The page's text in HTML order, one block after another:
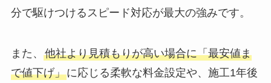
分で駆けつけるスピード対応が最大の強みです。
また、 他社より見積もりが高い場合に「最安値ま
で値下げ」に応じる柔軟な料金設定や、施工1年後